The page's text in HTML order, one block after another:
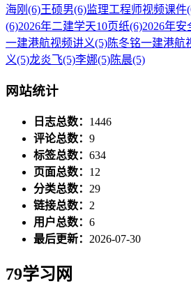
海刚 (6)王硕男(6)监理工程师视频课件
(6)2026年二建学天10页纸(6)2026年
一建港航视频讲义(5)陈冬铭一建港航
义(5)龙炎飞(5)李娜(5)陈晨(5)
网站统计
日志总数： 1446
评论总数： 9
标签总数： 634
页面总数： 12
分类总数： 29
链接总数： 2
用户总数： 6
最后更新： 2026-07-30
79学习网